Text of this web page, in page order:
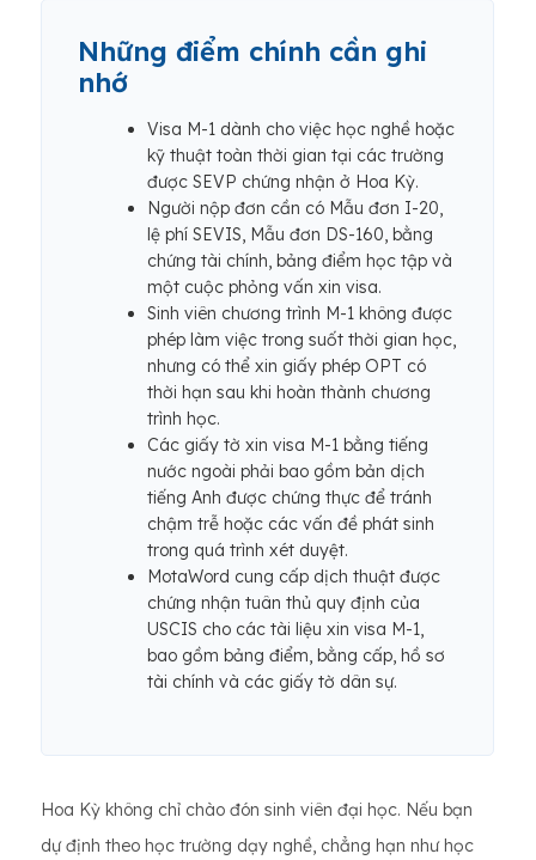
Những điểm chính cần ghi
nhớ
Visa M-1 dành cho việc học nghề hoặc
kỹ thuật toàn thời gian tại các trường
được SEVP chứng nhận ở Hoa Kỳ.
Người nộp đơn cần có Mẫu đơn I-20,
lệ phí SEVIS, Mẫu đơn DS-160, bằng
chứng tài chính, bảng điểm học tập và
một cuộc phỏng vấn xin visa.
Sinh viên chương trình M-1 không được
phép làm việc trong suốt thời gian học,
nhưng có thể xin giấy phép OPT có
thời hạn sau khi hoàn thành chương
trình học.
Các giấy tờ xin visa M-1 bằng tiếng
nước ngoài phải bao gồm bản dịch
tiếng Anh được chứng thực để tránh
chậm trễ hoặc các vấn đề phát sinh
trong quá trình xét duyệt.
MotaWord cung cấp dịch thuật được
chứng nhận tuân thủ quy định của
USCIS cho các tài liệu xin visa M-1,
bao gồm bảng điểm, bằng cấp, hồ sơ
tài chính và các giấy tờ dân sự.
Hoa Kỳ không chỉ chào đón sinh viên đại học. Nếu bạn
dự định theo học trường dạy nghề, chẳng hạn như học